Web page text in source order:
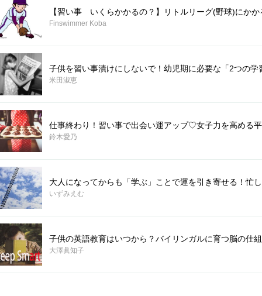
【習い事 いくらかかるの？】リトルリーグ(野球)にか
Finswimmer Koba
子供を習い事漬けにしないで！幼児期に必要な「2つの学
米田淑恵
仕事終わり！習い事で出会い運アップ♡女子力を高める
鈴木愛乃
大人になってからも「学ぶ」ことで運を引き寄せる！忙
いずみえむ
子供の英語教育はいつから？バイリンガルに育つ脳の仕
大澤眞知子